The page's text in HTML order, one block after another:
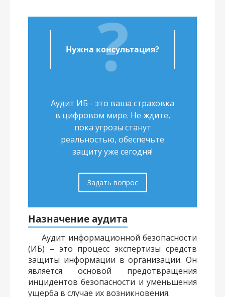
Нужна консультация?
Аудит ИБ - это ваша страховка
в цифровом мире. Не ждите,
пока угрозы станут
реальностью, обеспечьте
защиту уже сегодня!
Задать вопрос
Назначение аудита
Аудит информационной безопасности
(ИБ) – это процесс экспертизы средств
защиты информации в организации. Он
является основой предотвращения
инцидентов безопасности и уменьшения
ущерба в случае их возникновения.